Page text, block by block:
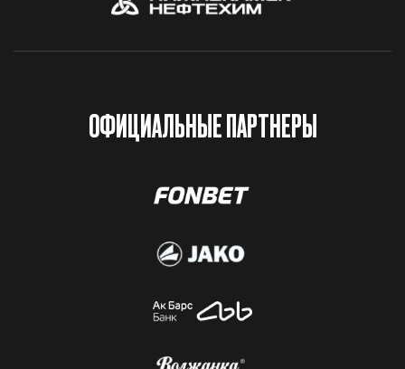
ОФИЦИАЛЬНЫЕ ПАРТНЕРЫ